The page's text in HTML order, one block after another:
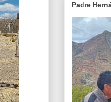
Padre